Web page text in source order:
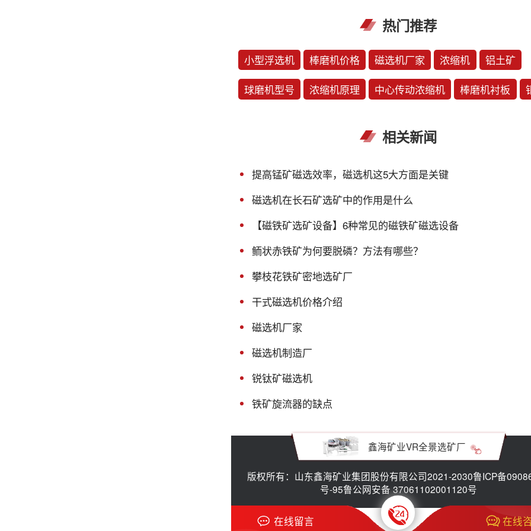
热门推荐
小型浮选机 棒磨机价格 磁选机厂家 浓缩机
铝土矿
球磨机型号
浓缩机原理 中心传动浓缩机 棒磨机衬板
相关新闻
提高锰矿磁选效率，磁选机这5大方面是关键
磁选机在长石矿选矿中的作用是什么
【磁铁矿选矿设备】6种常见的磁铁矿磁选设备
鲕状赤铁矿为何要脱磷？方法有哪些？
攀枝花铁矿密地选矿厂
干式磁选机价格介绍
磁选机厂家
磁选机制造厂
锐钛矿磁选机
铁矿旋流器的缺点
鑫海矿业VR全景选矿厂
版权所有：山东鑫海矿业集团股份有限公司2021-2030鲁ICP备
号-95鲁公网安备 37061102001120号
在线留言 在线